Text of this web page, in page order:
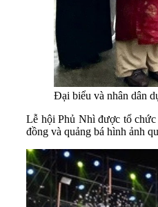
Đại biểu và nhân dân
Lễ hội Phủ Nhì được tổ chức
đồng và quảng bá hình ảnh